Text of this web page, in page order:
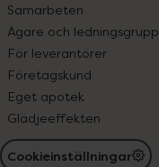
Samarbeten
Ägare och ledningsgrupp
För leverantörer
Företagskund
Eget apotek
Glädjeeffekten
Cookieinställningar